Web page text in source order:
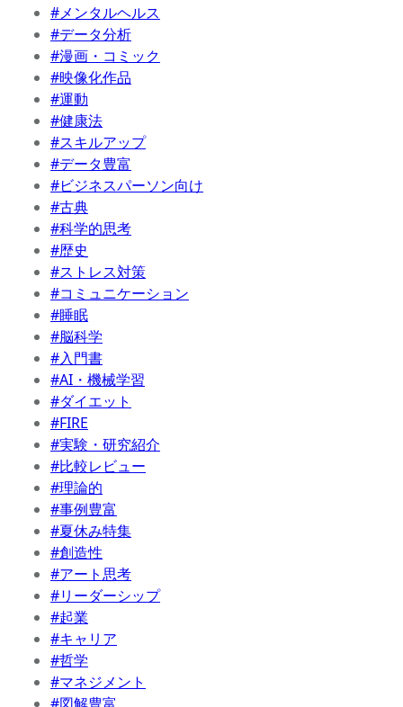
#メンタルヘルス
#データ分析
#漫画・コミック
#映像化作品
#運動
#健康法
#スキルアップ
#データ豊富
#ビジネスパーソン向け
#古典
#科学的思考
#歴史
#ストレス対策
#コミュニケーション
#睡眠
#脳科学
#入門書
#AI・機械学習
#ダイエット
#FIRE
#実験・研究紹介
#比較レビュー
#理論的
#事例豊富
#夏休み特集
#創造性
#アート思考
#リーダーシップ
#起業
#キャリア
#哲学
#マネジメント